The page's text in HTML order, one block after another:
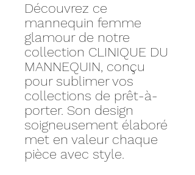
Découvrez ce
mannequin femme
glamour de notre
collection CLINIQUE DU
MANNEQUIN, conçu
pour sublimer vos
collections de prêt-à-
porter. Son design
soigneusement élaboré
met en valeur chaque
pièce avec style.